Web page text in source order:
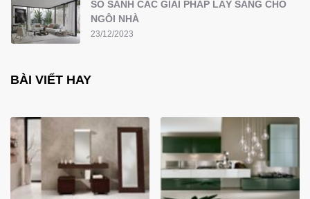
SO SÁNH CÁC GIẢI PHÁP LẤY SÁNG CHO
NGÔI NHÀ
23/12/2023
BÀI VIẾT HAY